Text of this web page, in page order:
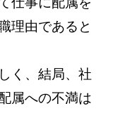
理由であると
く、結局、社
属への不満は